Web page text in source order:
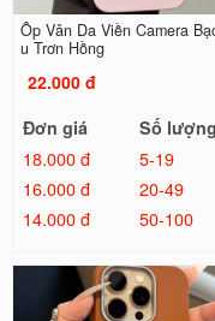
Ốp Vân Da Viền Camera
u Trơn Hồng
22.000 đ
Đơn giá
Số lượng
18.000 đ
5-19
16.000 đ
20-49
14.000 đ
50-100